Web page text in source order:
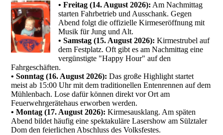
• Freitag (14. August 2026): Am Nachmittag
starten Fahrbetrieb und Ausschank. Gegen
Abend folgt die offizielle Kirmeseröffnung mit
Musik für Jung und Alt.
• Samstag (15. August 2026): Kirmestrubel auf
dem Festplatz. Oft gibt es am Nachmittag eine
vergünstigte "Happy Hour" auf den
Fahrgeschäften.
• Sonntag (16. August 2026):Das große Highlight startet
meist ab 15:00 Uhr mit dem traditionellen Entenrennen auf dem
Mühlenbach. Lose dafür können direkt vor Ort am
Feuerwehrgerätehaus erworben werden.
• Montag (17. August 2026): Kirmesausklang. Am späten
Abend bildet häufig eine spektakuläre Lasershow am Sülztaler
Dom den feierlichen Abschluss des Volksfestes.